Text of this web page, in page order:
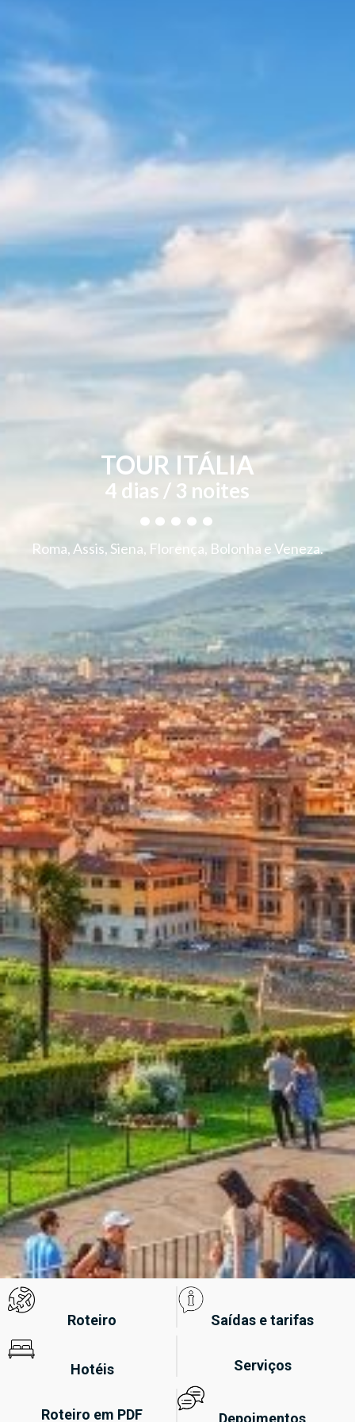
TOUR ITÁLIA
4 dias / 3 noites
.....
Roma, Assis, Siena, Florença, Bolonha e Veneza.
Roteiro Saídas e tarifas
Hotéis Serviços
Roteiro em PDF Depoimentos